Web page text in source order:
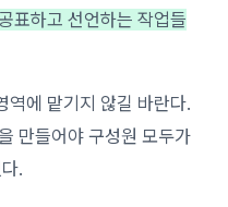
표하고 선언하는 작업들
역에 맡기지 않길 바란다.
만들어야 구성원 모두가
.